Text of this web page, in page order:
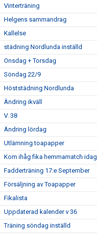
Vinterträning
Helgens sammandrag
Kallelse
städning Nordlunda inställd
Onsdag + Torsdag
Söndag 22/9
Höststädning Nordlunda
Ändring ikväll
V. 38
Ändring lördag
Utlämning toapapper
Kom ihåg fika hemmamatch idag
Fadderträning 17:e September
Försäljning av Toapapper
Fikalista
Uppdaterad kalender v 36
Träning söndag inställd